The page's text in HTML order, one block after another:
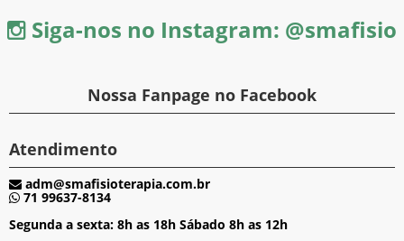
Siga-nos no Instagram: @smafisio
Nossa Fanpage no Facebook
Atendimento
adm@smafisioterapia.com.br
71 99637-8134
Segunda a sexta: 8h as 18h Sábado 8h as 12h